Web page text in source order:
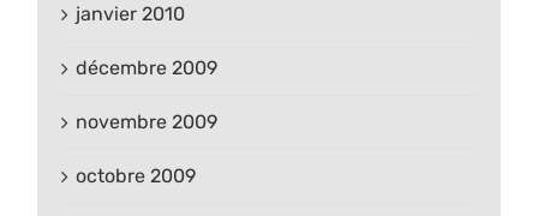
janvier 2010
décembre 2009
novembre 2009
octobre 2009